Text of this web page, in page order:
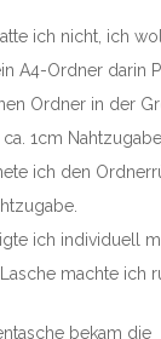
ich nicht, ich
A4-Ordner darin
Ordner in der
1cm
ich den
ich individuell
machte ich
bekam die